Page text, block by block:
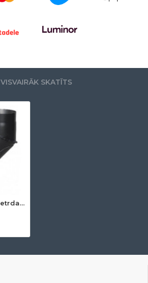
VISVAIRĀK SKATĪTS
Reg.tēr.līk.ar rev.četrdaļigs 0-90º Ø150x2mm